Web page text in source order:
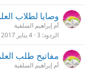
وصايا لطلاب
أم إبراهيم السلفية
الردود 3 4 يناير 2017
مفاتيح طلب
أم إبراهيم السلفية